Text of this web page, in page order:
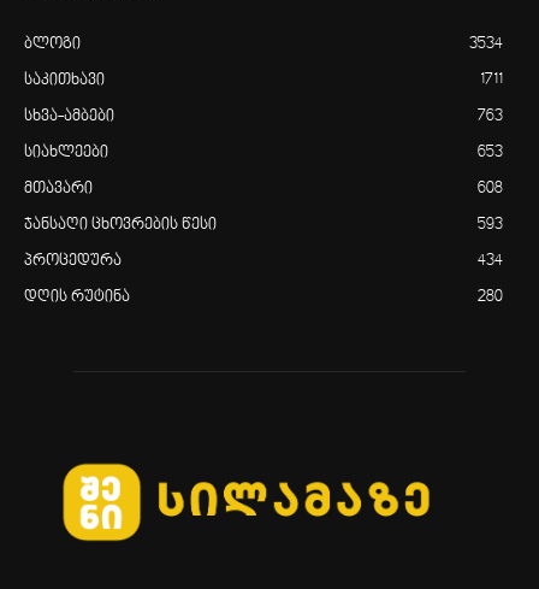
ბლოგი 3534
საკითხავი 1711
სხვა-ამბები 763
სიახლეები 653
მთავარი 608
ჯანსაღი ცხოვრების წესი 593
პროცედურა 434
დღის რუტინა 280